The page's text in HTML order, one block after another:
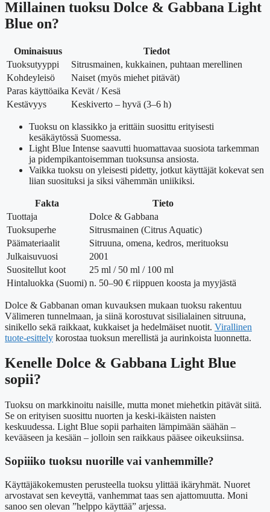
Millainen tuoksu Dolce & Gabbana Light
Blue on?
Ominaisuus
Tiedot
Tuoksutyyppi
Sitrusmainen, kukkainen, puhtaan merellinen
Kohdeyleisö
Naiset (myös miehet pitävät)
Paras käyttöaika Kevät / Kesä
Kestävyys
Keskiverto – hyvä (3–6 h)
Tuoksu on klassikko ja erittäin suosittu erityisesti
kesäkäytössä Suomessa.
Light Blue Intense saavutti huomattavaa suosiota tarkemman
ja pidempikantoisemman tuoksunsa ansiosta.
Vaikka tuoksu on yleisesti pidetty, jotkut käyttäjät kokevat sen
liian suosituksi ja siksi vähemmän uniikiksi.
Fakta
Tieto
Tuottaja
Dolce & Gabbana
Tuoksuperhe
Sitrusmainen (Citrus Aquatic)
Päämateriaalit
Sitruuna, omena, kedros, merituoksu
Julkaisuvuosi
2001
Suositellut koot
25 ml / 50 ml / 100 ml
Hintaluokka (Suomi) n. 50–90 € riippuen koosta ja myyjästä
Dolce & Gabbanan oman kuvauksen mukaan tuoksu rakentuu
Välimeren tunnelmaan, ja siinä korostuvat sisilialainen sitruuna,
sinikello sekä raikkaat, kukkaiset ja hedelmäiset nuotit. Virallinen
tuote-esittely korostaa tuoksun merellistä ja aurinkoista luonnetta.
Kenelle Dolce & Gabbana Light Blue
sopii?
Tuoksu on markkinoitu naisille, mutta monet miehetkin pitävät siitä.
Se on erityisen suosittu nuorten ja keski-ikäisten naisten
keskuudessa. Light Blue sopii parhaiten lämpimään säähän –
kevääseen ja kesään – jolloin sen raikkaus pääsee oikeuksiinsa.
Sopiiiko tuoksu nuorille vai vanhemmille?
Käyttäjäkokemusten perusteella tuoksu ylittää ikäryhmät. Nuoret
arvostavat sen keveyttä, vanhemmat taas sen ajattomuutta. Moni
sanoo sen olevan ”helppo käyttää” arjessa.